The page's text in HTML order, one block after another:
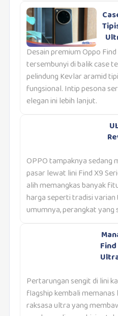
Desain premium Oppo
tersembunyi di balik case
pelindung Kevlar aramid
fungsional. Intip pesona
elegan ini lebih lanjut.
OPPO tampaknya sedang
pasar lewat lini Find X9
alih memangkas banyak
harga seperti tradisi
umumnya, perangkat yang
Pertarungan sengit di lini
flagship kembali
raksasa ultra yang